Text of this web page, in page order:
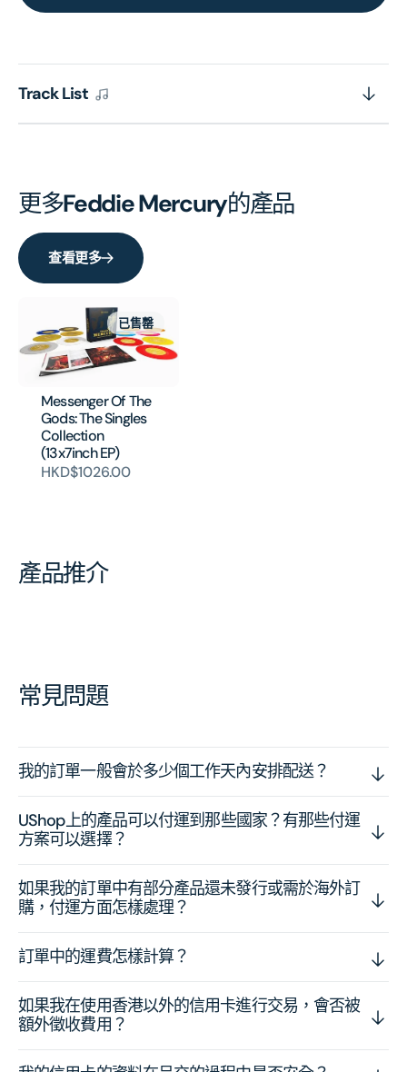
Track List
更多Feddie Mercury的產品
查看更多
Messenger Of The
Gods: The Singles
Collection
(13x7inch EP)
HKD$1026.00
已售罄
產品推介
常見問題
我的訂單一般會於多少個工作天內安排配送？
UShop上的產品可以付運到那些國家？有那些付運
方案可以選擇？
如果我的訂單中有部分產品還未發行或需於海外訂
購，付運方面怎樣處理？
訂單中的運費怎樣計算？
如果我在使用香港以外的信用卡進行交易，會否被
額外徵收費用？